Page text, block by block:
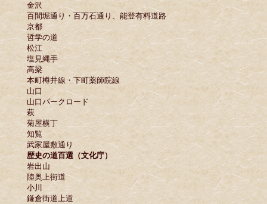
金沢
百間堀通り・百万石通り、能登有料道路
京都
哲学の道
松江
塩見縄手
高梁
本町樽井線・下町薬師院線
山口
山口パークロード
萩
菊屋横丁
知覧
武家屋敷通り
歴史の道百選（文化庁）
岩出山
陸奥上街道
小川
鎌倉街道上道